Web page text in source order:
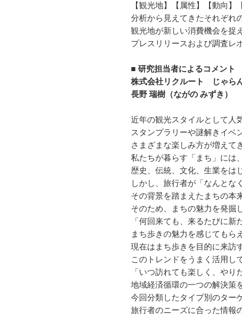
【観光地】【属性】【動向
分析から見えてきたそれぞれ
観光地が新しい消費機会を捉
プレスリリースおよび調査レ
■ 研究担当者によるコメント
株式会社リクルート じゃら
長野 瑞樹（ながの みずき）
近年の観光スタイルとして人
スタンプラリーや謎解きイベ
さまざまな楽しみ方が増えて
私たちが暮らす「まち」には
歴史、伝統、文化、生業をは
しかし、旅行者が「なんとな
その背景を踏まえたまちの本
そのため、まちの魅力を発掘
「何回来ても、来るたびに新
まち歩きの魅力を感じてもら
現在はまち歩きを目的に来訪
このトレンドをうまく活用し
「いつ訪れても楽しく、やり
地域経済循環の一つの解決策
今回分類したタイプ別のター
旅行者のニーズに合った情報